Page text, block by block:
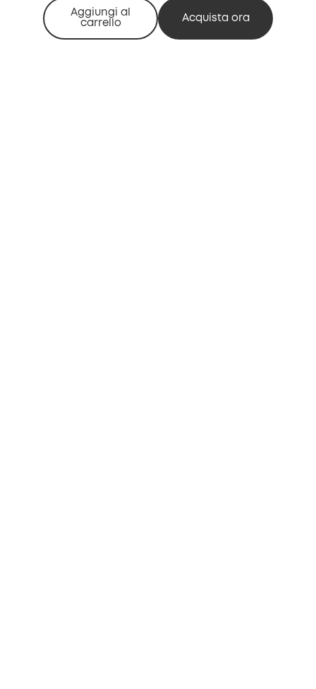
Aggiungi al
carrello
Acquista ora